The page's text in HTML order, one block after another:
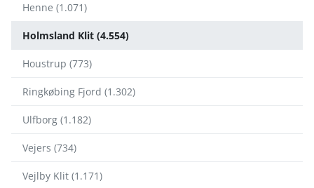
Henne (1.071)
Holmsland Klit (4.554)
Houstrup (773)
Ringkøbing Fjord (1.302)
Ulfborg (1.182)
Vejers (734)
Vejlby Klit (1.171)